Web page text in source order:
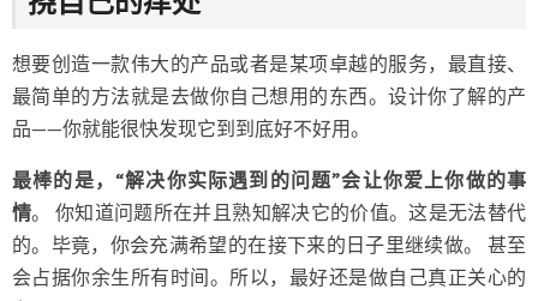
想要创造一款伟大的产品或者是某项卓越的服务，最直接、
最简单的方法就是去做你自己想用的东西。设计你了解的产
品——你就能很快发现它到到底好不好用。
最棒的是，“解决你实际遇到的问题”会让你爱上你做的事
情。 你知道问题所在并且熟知解决它的价值。这是无法替代
的。毕竟，你会充满希望的在接下来的日子里继续做。 甚至
会占据你余生所有时间。所以，最好还是做自己真正关心的